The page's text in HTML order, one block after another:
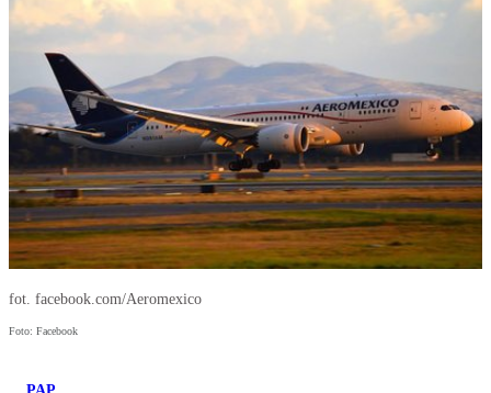
fot. facebook.com/Aeromexico
Foto: Facebook